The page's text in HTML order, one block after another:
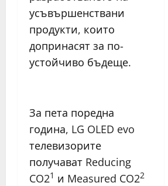
усъвършенствани
продукти, които
допринасят за по-
устойчиво бъдеще.
За пета поредна
година, LG OLED evo
телевизорите
получават Reducing
CO21 и Measured CO22